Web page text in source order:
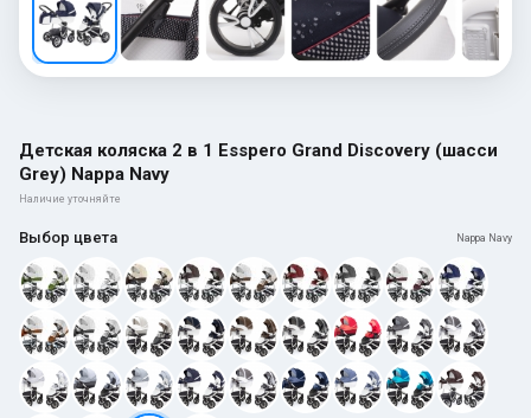
Детская коляска 2 в 1 Esspero Grand Discovery (шасси
Grey) Nappa Navy
Наличие уточняйте
Выбор цвета Nappa Navy